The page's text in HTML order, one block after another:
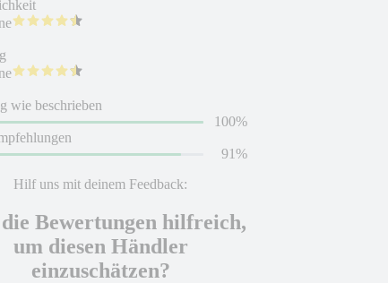
wie beschrieben
100%
91%
Hilf uns mit deinem Feedback:
Bewertungen hilfreich,
um diesen Händler
einzuschätzen?